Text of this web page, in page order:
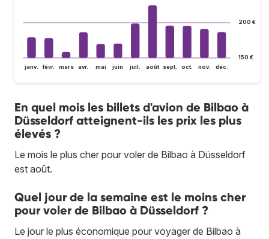
150 €
200 €
janv. févr. mars avr. mai juin juil. août sept. oct. nov. déc.
En quel mois les billets d'avion de Bilbao à
Düsseldorf atteignent-ils les prix les plus
élevés ?
Le mois le plus cher pour voler de Bilbao à Düsseldorf
est août.
Quel jour de la semaine est le moins cher
pour voler de Bilbao à Düsseldorf ?
Le jour le plus économique pour voyager de Bilbao à